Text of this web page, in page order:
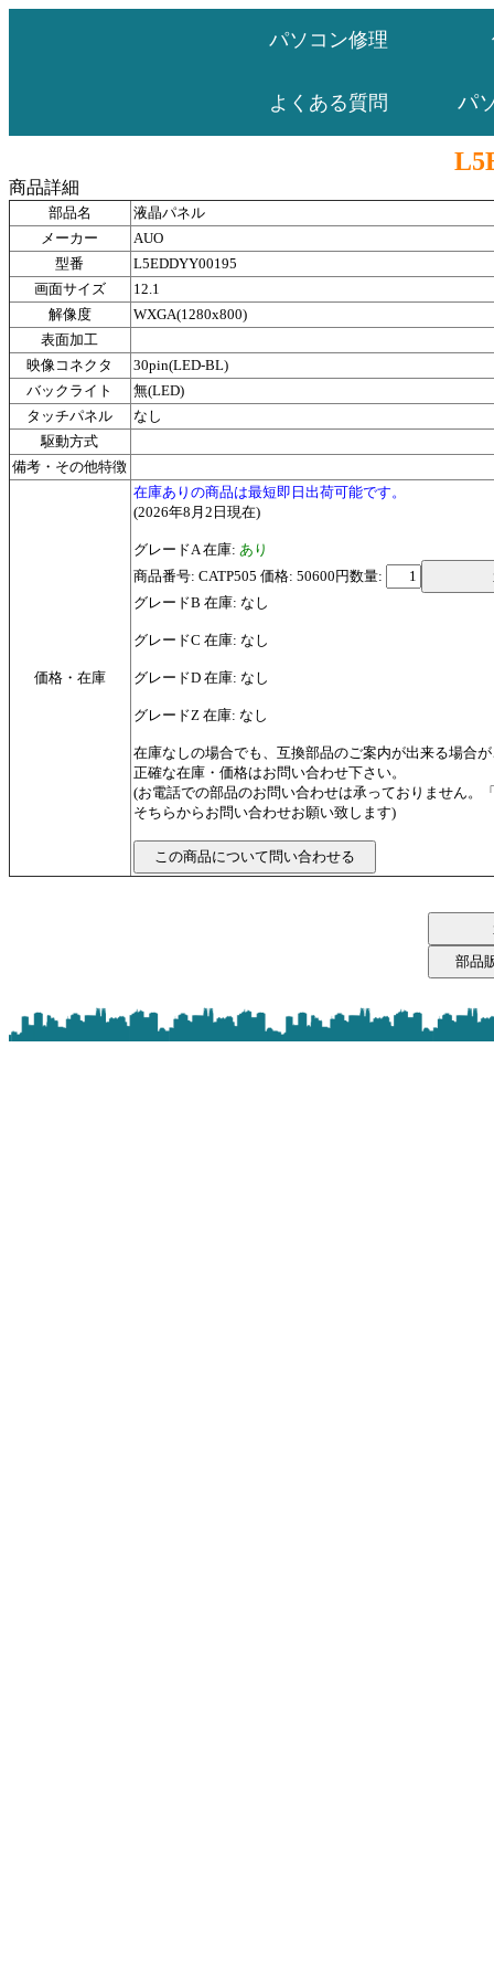
パソコン修理
よくある質問 パ
商品詳細
部品名
液晶パネル
メーカー
AUO
型番
L5EDDYY00195
画面サイズ
12.1
解像度
WXGA(1280x800)
表面加工
映像コネクタ
30pin(LED-BL)
バックライト
無(LED)
タッチパネル
なし
駆動方式
備考・その他特徴
価格・在庫
在庫ありの商品は最短即日出荷可能です。
(2026年8月2日現在)
グレードA 在庫: あり
商品番号: CATP505 価格: 50600円数量:
グレードB 在庫: なし
グレードC 在庫: なし
グレードD 在庫: なし
グレードZ 在庫: なし
在庫なしの場合でも、互換部品のご案内が出来る場合
正確な在庫・価格はお問い合わせ下さい。
(お電話での部品のお問い合わせは承っておりません。
そちらからお問い合わせお願い致します)